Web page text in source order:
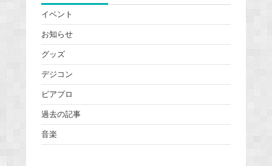
イベント
お知らせ
グッズ
デジコン
ピアプロ
過去の記事
音楽